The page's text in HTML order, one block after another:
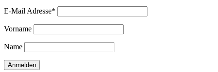
E-Mail Adresse*
Vorname
Name